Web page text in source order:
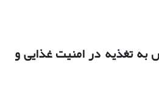
تغذیه در امنیت غذایی و